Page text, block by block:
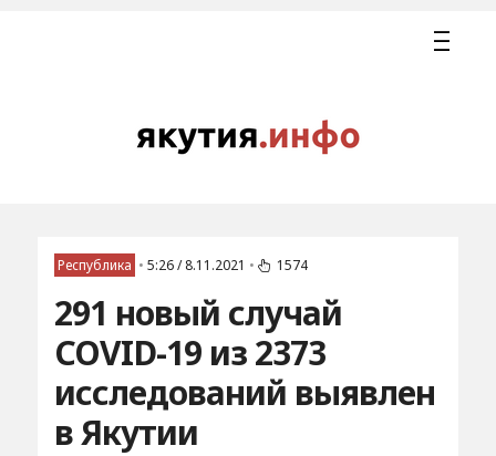
Республика • 5:26 / 8.11.2021 • 1574
291 новый случай
COVID-19 из 2373
исследований выявлен
в Якутии